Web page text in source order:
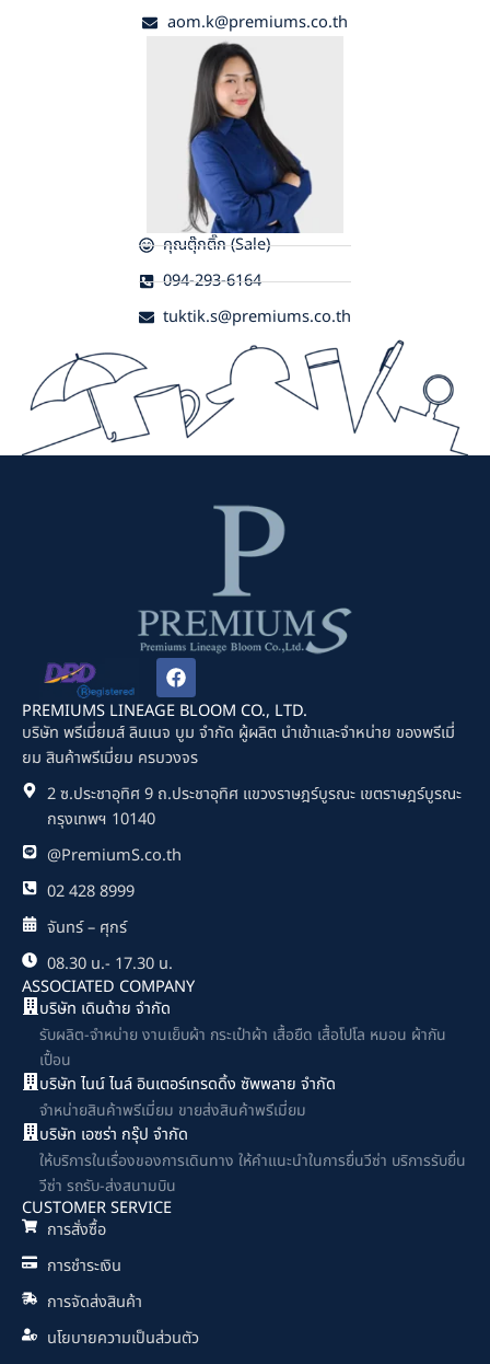
aom.k@premiums.co.th
คุณตุ๊กติ๊ก (Sale)
094-293-6164
tuktik.s@premiums.co.th
F
a
c
e
b
o
o
k
PREMIUMS LINEAGE BLOOM CO., LTD.
บริษัท พรีเมี่ยมส์ ลินเนจ บูม จำกัด ผู้ผลิต นำเข้าและจำหน่าย ของพรีเมี่
ยม สินค้าพรีเมี่ยม ครบวงจร
2 ซ.ประชาอุทิศ 9 ถ.ประชาอุทิศ แขวงราษฎร์บูรณะ เขตราษฎร์บูรณะ
กรุงเทพฯ 10140
@PremiumS.co.th
02 428 8999
จันทร์ – ศุกร์
08.30 น.- 17.30 น.
ASSOCIATED COMPANY
บริษัท เดินด้าย จำกัด
รับผลิต-จำหน่าย งานเย็บผ้า กระเป๋าผ้า เสื้อยืด เสื้อโปโล หมอน ผ้ากัน
เปื้อน
บริษัท ไนน์ ไนล์ อินเตอร์เทรดดิ้ง ซัพพลาย จำกัด
จำหน่ายสินค้าพรีเมี่ยม ขายส่งสินค้าพรีเมี่ยม
บริษัท เอซร่า กรุ๊ป จำกัด
ให้บริการในเรื่องของการเดินทาง ให้คำแนะนำในการยื่นวีซ่า บริการรับยื่น
วีซ่า รถรับ-ส่งสนามบิน
CUSTOMER SERVICE
การสั่งซื้อ
การชำระเงิน
การจัดส่งสินค้า
นโยบายความเป็นส่วนตัว